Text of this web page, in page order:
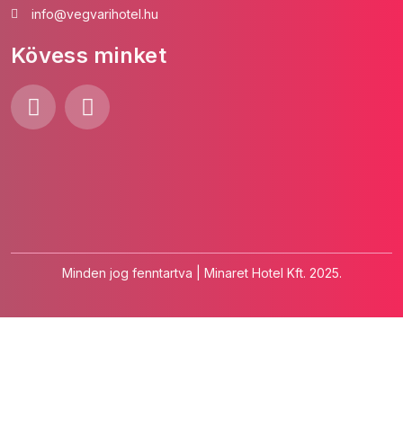
info@vegvarihotel.hu
Kövess minket
Minden jog fenntartva | Minaret Hotel Kft. 2025.